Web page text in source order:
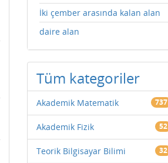
İki çember arasında kalan alan
daire alan
Tüm kategoriler
Akademik Matematik 737
Akademik Fizik 52
Teorik Bilgisayar Bilimi 32